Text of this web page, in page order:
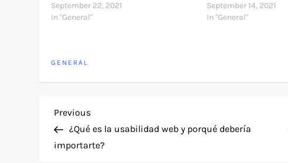
September 22, 2021
In "General"
September 14, 2021
In "General"
GENERAL
P
o
Previous
Post
Previous
¿Qué es la usabilidad web y porqué debería
importarte?